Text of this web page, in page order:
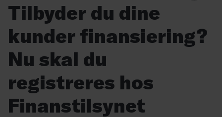
Tilbyder du dine
kunder finansiering?
Nu skal du
registreres hos
Finanstilsynet